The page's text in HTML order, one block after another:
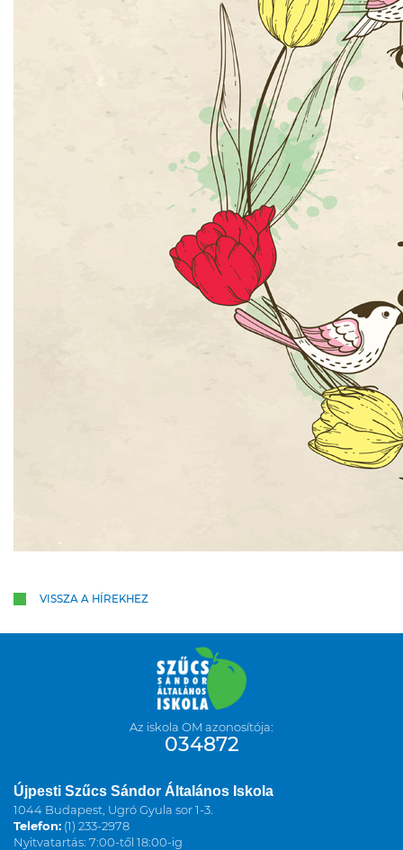
VISSZA A HÍREKHEZ
Az iskola OM azonosítója:
034872
Újpesti Szűcs Sándor Általános Iskola
1044 Budapest, Ugró Gyula sor 1-3.
Telefon: (1) 233-2978
Nyitvatartás: 7:00-től 18:00-ig